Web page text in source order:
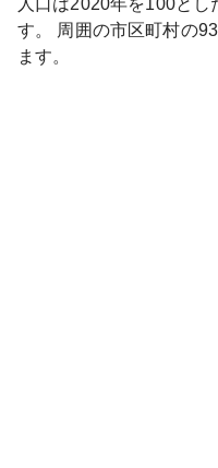
人口は2020年を100とし
す。
周囲の市区町村の
ます。